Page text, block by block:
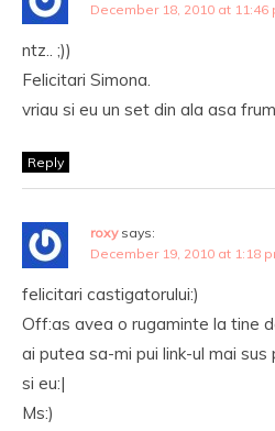
December 18, 2010 at 11:46
ntz.. ;))
Felicitari Simona.
vriau si eu un set din ala asa
Reply
roxy says:
December 19, 2010 at 1:18
felicitari castigatorului:)
Off:as avea o rugaminte la tine
ai putea sa-mi pui link-ul mai sus
si eu:|
Ms:)